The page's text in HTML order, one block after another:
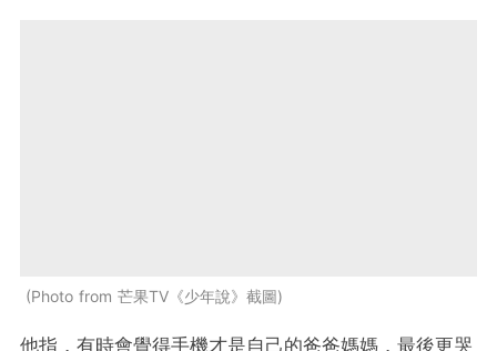
Photo from 芒果TV《少年說》截圖
他指，有時會覺得手機才是自己的爸爸媽媽，最後更哭